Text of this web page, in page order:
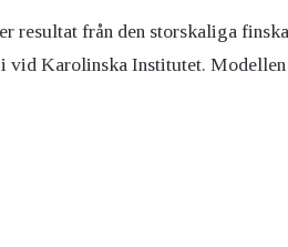
resultat från den storskaliga finska
Karolinska Institutet.